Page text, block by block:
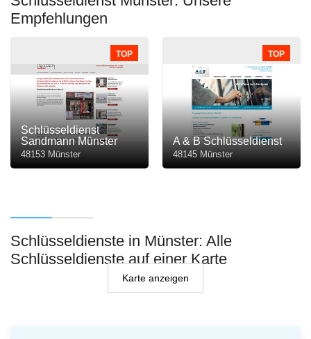
Empfehlungen
TOP
Schlüsseldienst
Sandmann Münster
48153 Münster
TOP
A & B Schlüsseldienst
48145 Münster
Schlüsseldienste in Münster: Alle
Schlüsseldienste auf einer Karte
Karte anzeigen